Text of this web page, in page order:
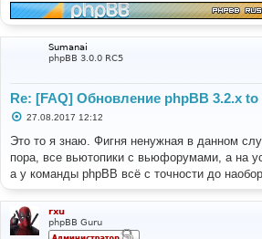
и
е
Sumanai
phpBB 3.0.0 RC5
Re: [FAQ] Обновление phpBB 3.2.x to
С
о
б
щ
е
н
и
е
27.08.2017 12:12
Это то я знаю. Фигня ненужная в данном
пора, все вьютопики с вьюфорумами, а на
а у команды phpBB всё с точности до
rxu
phpBB Guru